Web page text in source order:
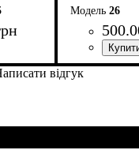
26
500.
Пол:
Тип:
косметика
відгук